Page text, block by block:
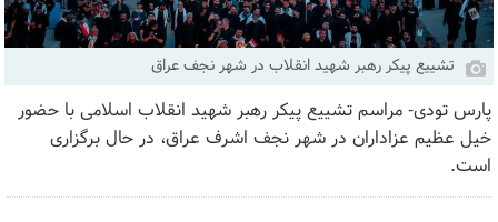
تشییع پیکر رهبر شهید انقلاب در شهر نجف عراق
پارس تودی- مراسم تشییع پیکر رهبر شهید انقلاب اسلامی با حضور
خیل عظیم عزاداران در شهر نجف اشرف عراق، در حال برگزاری
است.